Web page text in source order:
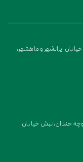
ایرانشهر و ماهشهر،
خندان، نبش خیابان